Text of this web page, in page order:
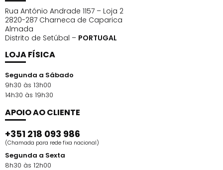
Rua António Andrade 1157 – Loja 2
2820-287 Charneca de Caparica
Almada
Distrito de Setúbal – PORTUGAL
LOJA FÍSICA
Segunda a Sábado
9h30 às 13h00
14h30 às 19h30
APOIO AO CLIENTE
+351 218 093 986
(Chamada para rede fixa nacional)
Segunda a Sexta
8h30 às 12h00